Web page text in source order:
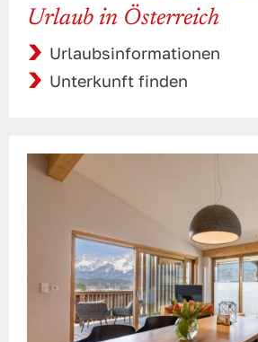
Urlaub in Österreich
Urlaubsinformationen
Unterkunft finden